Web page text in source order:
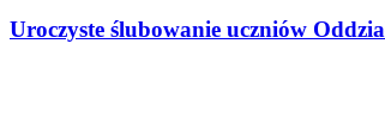
Uroczyste ślubowanie uczniów